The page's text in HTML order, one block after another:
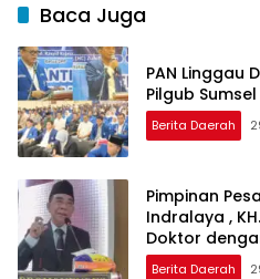
Baca Juga
PAN Linggau
Pilgub Sumsel
Berita Daerah
Pimpinan
Indralaya ,
Doktor
Pembelajaran
Berita Daerah